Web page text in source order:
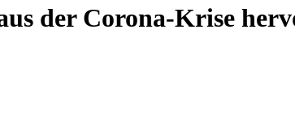
der Corona-Krise